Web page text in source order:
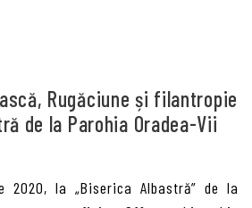
Rugăciune și filantropie
de la Parohia Oradea-Vii
2020, la „Biserica Albastră” de la